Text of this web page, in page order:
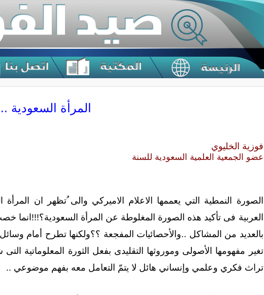
المرأة السعودية
فوزية الخليوي
عضو الجمعية العلمية السعودية للسنة
الصورة النمطية التي يعممها الاعلام الاميركي والى ُتظهر ان
العربية فى تأكيد هذه الصورة المغلوطة عن المرأة السعودية؟!!!انما
بالعديد من المشاكل ..والأحصائيات المفجعة ؟؟ولكنها تطرح أمام
تغير مفهومها الأصولى وموروثها التقليدى بفعل الثورة المعلوماتية
تراث فكري وعلمي وإنساني هائل لا يتمّ التعامل معه بفهم موضوعي ..